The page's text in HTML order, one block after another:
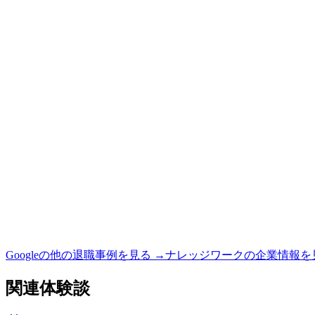
Googleの他の退職事例を見る →ナレッジワークの企業情報
関連体験談